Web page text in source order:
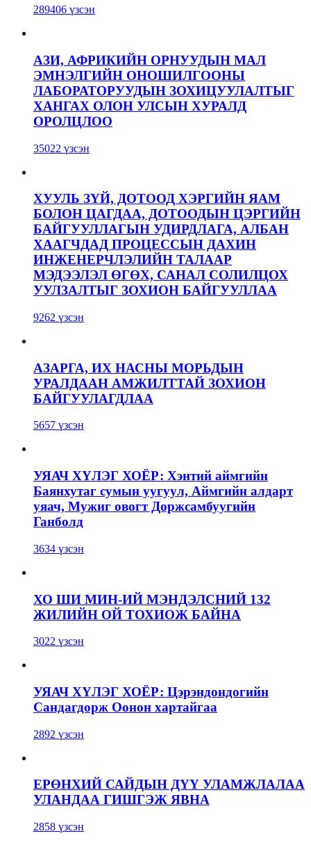
289406 үзсэн
АЗИ, АФРИКИЙН ОРНУУДЫН МАЛ
ЭМНЭЛГИЙН ОНОШИЛГООНЫ
ЛАБОРАТОРУУДЫН ЗОХИЦУУЛАЛТЫГ
ХАНГАХ ОЛОН УЛСЫН ХУРАЛД
ОРОЛЦЛОО
35022 үзсэн
ХУУЛЬ ЗҮЙ, ДОТООД ХЭРГИЙН ЯАМ
БОЛОН ЦАГДАА, ДОТООДЫН ЦЭРГИЙН
БАЙГУУЛЛАГЫН УДИРДЛАГА, АЛБАН
ХААГЧДАД ПРОЦЕССЫН ДАХИН
ИНЖЕНЕРЧЛЭЛИЙН ТАЛААР
МЭДЭЭЛЭЛ ӨГӨХ, САНАЛ СОЛИЛЦОХ
УУЛЗАЛТЫГ ЗОХИОН БАЙГУУЛЛАА
9262 үзсэн
АЗАРГА, ИХ НАСНЫ МОРЬДЫН
УРАЛДААН АМЖИЛТТАЙ ЗОХИОН
БАЙГУУЛАГДЛАА
5657 үзсэн
УЯАЧ ХҮЛЭГ ХОЁР: Хэнтий аймгийн
Баянхутаг сумын уугуул, Аймгийн алдарт
уяач, Мужиг овогт Доржсамбуугийн
Ганболд
3634 үзсэн
ХО ШИ МИН-ИЙ МЭНДЭЛСНИЙ 132
ЖИЛИЙН ОЙ ТОХИОЖ БАЙНА
3022 үзсэн
УЯАЧ ХҮЛЭГ ХОЁР: Цэрэндондогийн
Сандагдорж Оонон хартайгаа
2892 үзсэн
ЕРӨНХИЙ САЙДЫН ДҮҮ УЛАМЖЛАЛАА
УЛАНДАА ГИШГЭЖ ЯВНА
2858 үзсэн